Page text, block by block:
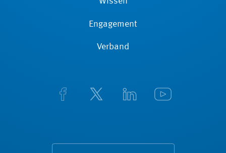
Engagement
Verband